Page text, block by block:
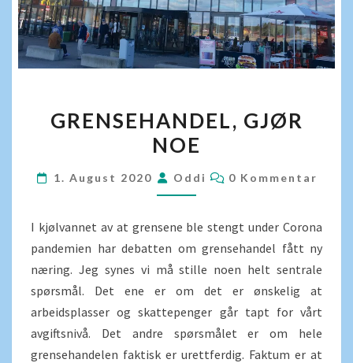
GJØR
NOE
GRENSEHANDEL, GJØR
NOE
1. August 2020 Oddi KOMMENTARER
0 Kommentar
I kjølvannet av at grensene ble stengt under Corona
pandemien har debatten om grensehandel fått ny
næring. Jeg synes vi må stille noen helt sentrale
spørsmål. Det ene er om det er ønskelig at
arbeidsplasser og skattepenger går tapt for vårt
avgiftsnivå. Det andre spørsmålet er om hele
grensehandelen faktisk er urettferdig. Faktum er at